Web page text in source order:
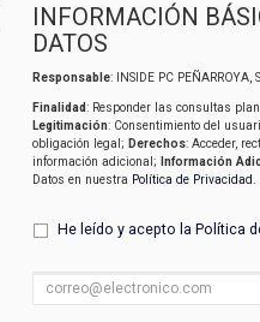
INFORMACIÓN
DATOS
Responsable: INSIDE PC PEÑARROYA,
Finalidad: Responder las consultas
Legitimación: Consentimiento del
obligación legal; Derechos: Acceder,
información adicional;
Información
Datos en nuestra Política de Privacidad
He leído y acepto la Política